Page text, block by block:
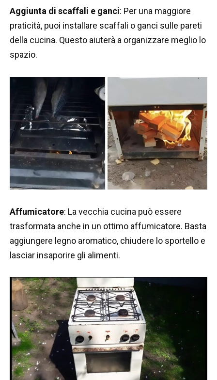
Aggiunta di scaffali e ganci: Per una maggiore
praticità, puoi installare scaffali o ganci sulle pareti
della cucina. Questo aiuterà a organizzare meglio lo
spazio.
Affumicatore: La vecchia cucina può essere
trasformata anche in un ottimo affumicatore. Basta
aggiungere legno aromatico, chiudere lo sportello e
lasciar insaporire gli alimenti.